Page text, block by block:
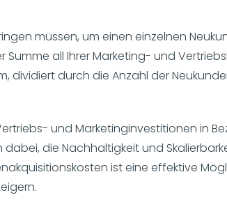
müssen, um einen einzelnen
all Ihrer Marketing- und
durch die Anzahl der
und Marketinginvestitionen in
die Nachhaltigkeit und
ist eine effektive